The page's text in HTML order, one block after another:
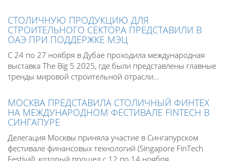
СТОЛИЧНУЮ ПРОДУКЦИЮ ДЛЯ
СТРОИТЕЛЬНОГО СЕКТОРА ПРЕДСТАВИЛИ В
ОАЭ ПРИ ПОДДЕРЖКЕ МЭЦ
С 24 по 27 ноября в Дубае проходила международная
выставка The Big 5 2025, где были представлены главные
тренды мировой строительной отрасли…
МОСКВА ПРЕДСТАВИЛА СТОЛИЧНЫЙ ФИНТЕХ
НА МЕЖДУНАРОДНОМ ФЕСТИВАЛЕ FINTECH В
СИНГАПУРЕ
Делегация Москвы приняла участие в Сингапурском
фестивале финансовых технологий (Singapore FinTech